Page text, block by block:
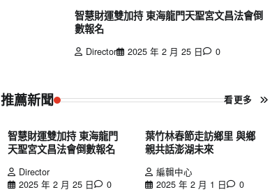
智慧財運雙加持 東海龍門天聖宮文昌法會倒
數報名
Director 2025 年 2 月 25 日 0
推薦新聞 看更多
智慧財運雙加持 東海龍門
天聖宮文昌法會倒數報名
Director
2025 年 2 月 25 日
0
葉竹林春節走訪鄉里 與鄉
親共話澎湖未來
編輯中心
2025 年 2 月 1 日
0